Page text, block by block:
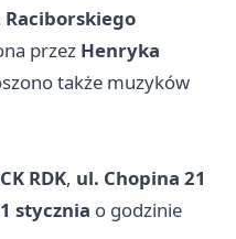
Raciborskiego
przez Henryka
także muzyków
RDK, ul. Chopina 21
stycznia o godzinie